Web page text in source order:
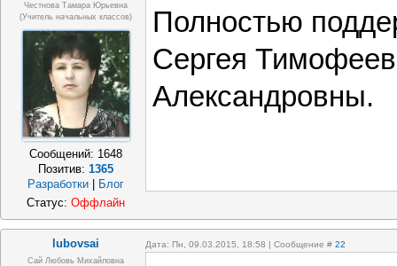
Честнова Тамара Юрьевна
(учитель начальных классов)
Сообщений: 1648
Позитив: 1365
Разработки
Блог
Полностью
Сергея
Александровны.
Статус: Оффлайн
lubovsai Дата: Пн, 09.03.2015, 18:58 | Сообщение # 22
Сай Любовь Михайловна